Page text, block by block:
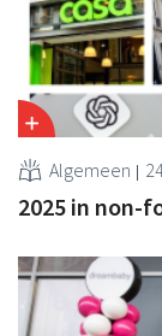
Algemeen
2025 in non-